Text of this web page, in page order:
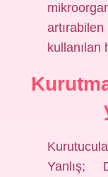
kullanılan
Yanlış;